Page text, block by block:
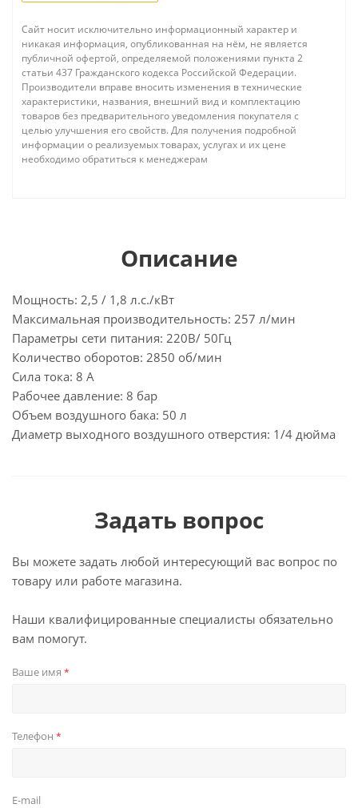
Сайт носит исключительно информационный характер и
никакая информация, опубликованная на нём, не является
публичной офертой, определяемой положениями пункта 2
статьи 437 Гражданского кодекса Российской Федерации.
Производители вправе вносить изменения в технические
характеристики, названия, внешний вид и комплектацию
товаров без предварительного уведомления покупателя с
целью улучшения его свойств. Для получения подробной
информации о реализуемых товарах, услугах и их цене
необходимо обратиться к менеджерам
Описание
Мощность: 2,5 / 1,8 л.с./кВт
Максимальная производительность: 257 л/мин
Параметры сети питания: 220В/ 50Гц
Количество оборотов: 2850 об/мин
Сила тока: 8 А
Рабочее давление: 8 бар
Объем воздушного бака: 50 л
Диаметр выходного воздушного отверстия: 1/4 дюйма
Задать вопрос
Вы можете задать любой интересующий вас вопрос по
товару или работе магазина.
Наши квалифицированные специалисты обязательно
вам помогут.
Ваше имя *
Телефон *
E-mail